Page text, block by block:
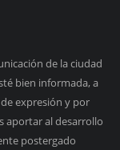
de la ciudad
bien informada, a
expresión y por
aportar al desarrollo
postergado